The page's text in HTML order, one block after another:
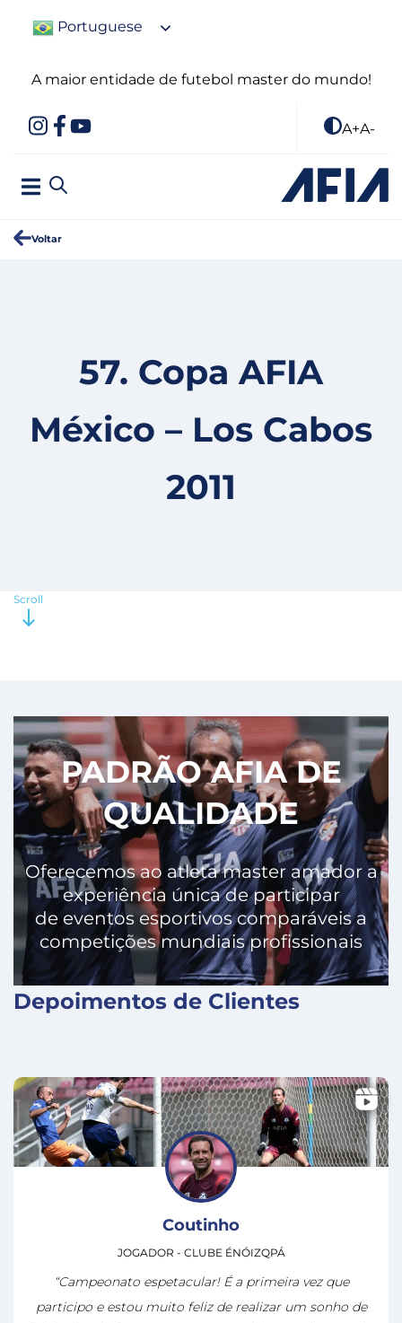
Portuguese
A maior entidade de futebol master do mundo!
A+A-
Voltar
57. Copa AFIA
México – Los Cabos
2011
Scroll
PADRÃO AFIA DE
QUALIDADE
Oferecemos ao atleta master amador a
experiência única de participar
de eventos esportivos comparáveis a
competições mundiais profissionais
Depoimentos de Clientes
Coutinho
JOGADOR - CLUBE ÉNÓIZQPÁ
“Campeonato espetacular! É a primeira vez que
participo e estou muito feliz de realizar um sonho de
X